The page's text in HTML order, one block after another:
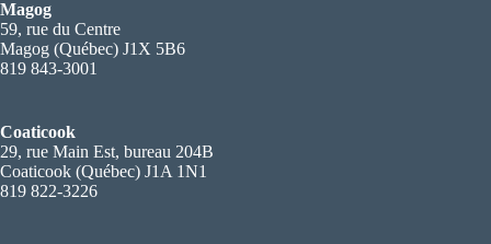
Magog
59, rue du Centre
Magog (Québec) J1X 5B6
819 843-3001
Coaticook
29, rue Main Est, bureau 204B
Coaticook (Québec) J1A 1N1
819 822-3226